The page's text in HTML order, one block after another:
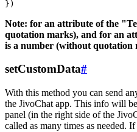
Note: for an attribute of the
quotation marks), and for an
is a number (without quotation
setCustomData#
With this method you can send
the JivoChat app. This info will
panel (in the right side of the
called as many times as needed.